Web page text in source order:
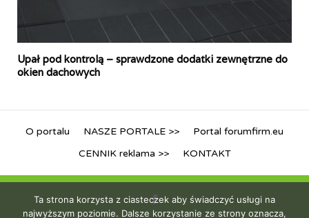
Upał pod kontrolą – sprawdzone dodatki zewnętrzne do
okien dachowych
O portalu NASZE PORTALE >>
Portal forumfirm.eu
CENNIK reklama >>
KONTAKT
Ta strona korzysta z ciasteczek aby świadczyć usługi na
najwyższym poziomie. Dalsze korzystanie ze strony oznacza,